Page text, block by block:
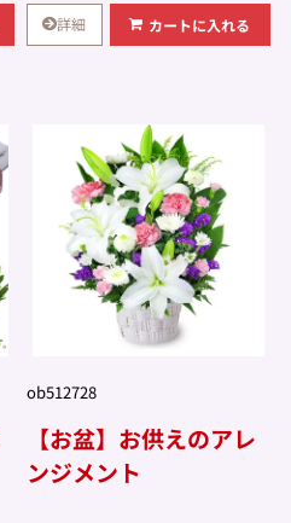
詳細 カートに入れる
ob512728
【お盆】お供えのアレ
ンジメント